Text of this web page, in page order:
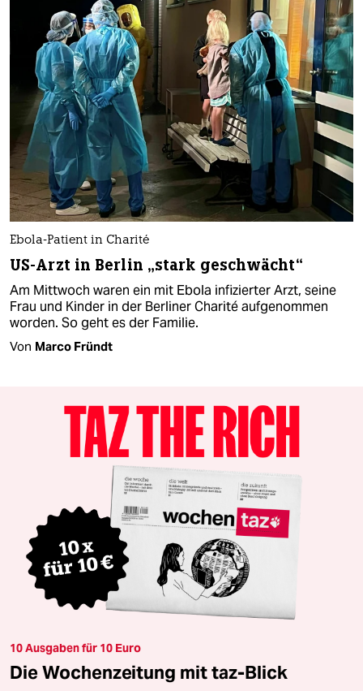
Ebola-Patient in Charité
US-Arzt in Berlin „stark geschwächt“
Am Mittwoch waren ein mit Ebola infizierter Arzt, seine
Frau und Kinder in der Berliner Charité aufgenommen
worden. So geht es der Familie.
Von Marco Fründt
10 Ausgaben für 10 Euro
Die Wochenzeitung mit taz-Blick